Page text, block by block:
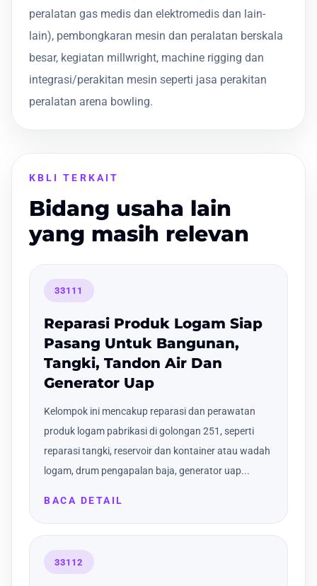
peralatan gas medis dan elektromedis dan lain-
lain), pembongkaran mesin dan peralatan berskala
besar, kegiatan millwright, machine rigging dan
integrasi/perakitan mesin seperti jasa perakitan
peralatan arena bowling.
KBLI TERKAIT
Bidang usaha lain
yang masih relevan
33111
Reparasi Produk Logam Siap
Pasang Untuk Bangunan,
Tangki, Tandon Air Dan
Generator Uap
Kelompok ini mencakup reparasi dan perawatan
produk logam pabrikasi di golongan 251, seperti
reparasi tangki, reservoir dan kontainer atau wadah
logam, drum pengapalan baja, generator uap...
BACA DETAIL
33112